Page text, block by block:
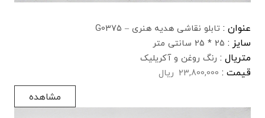
عنوان : تابلو نقاشی هدیه هنری – G0375
سایز : 25 * 25 سانتی متر
متریال : رنگ روغن و آکریلیک
قیمت : 23,800,000 ریال
مشاهده